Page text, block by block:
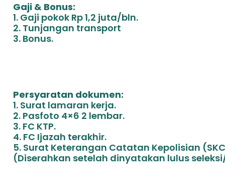
Gaji & Bonus:
1. Gaji pokok Rp 1,2 juta/bln.
2. Tunjangan transport
3. Bonus.
Persyaratan dokumen:
1. Surat lamaran kerja.
2. Pasfoto 4×6 2 lembar.
3. FC KTP.
4. FC Ijazah terakhir.
5. Surat Keterangan Catatan Kepolisian
(Diserahkan setelah dinyatakan lulus